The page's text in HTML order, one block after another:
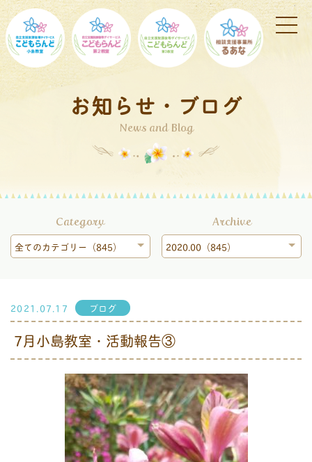
お知らせ・ブログ
News and Blog
Category
全てのカテゴリー（845）
Archive
2020.00（845）
2021.07.17 ブログ
7月小島教室・活動報告③